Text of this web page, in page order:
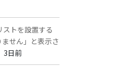
トを設置する
せん」と表示さ
3日前